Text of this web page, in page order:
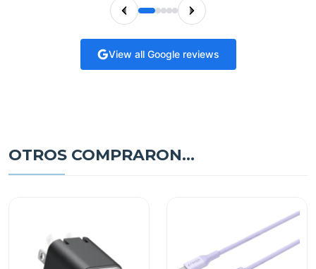
View all Google reviews
OTROS COMPRARON...